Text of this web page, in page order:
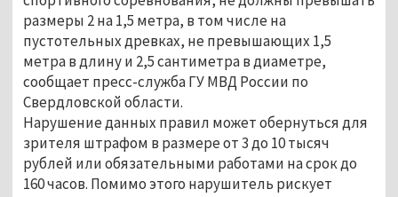
размеры 2 на 1,5 метра, в том числе на
пустотельных древках, не превышающих 1,5
метра в длину и 2,5 сантиметра в диаметре,
сообщает пресс-служба ГУ МВД России по
Свердловской области.
Нарушение данных правил может обернуться для
зрителя штрафом в размере от 3 до 10 тысяч
рублей или обязательными работами на срок до
160 часов. Помимо этого нарушитель рискует